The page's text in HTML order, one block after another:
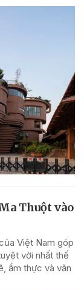
Thuột vào
Việt Nam góp
vời nhất thế
ẩm thực và văn